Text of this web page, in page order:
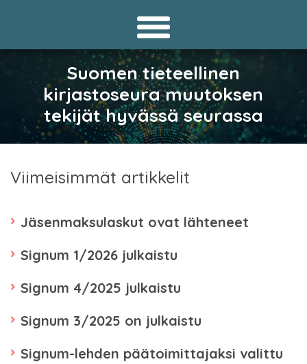
Suomen tieteellinen
kirjastoseura muutoksen
tekijät hyvässä seurassa
Viimeisimmät artikkelit
Jäsenmaksulaskut ovat lähteneet
Signum 1/2026 julkaistu
Signum 4/2025 julkaistu
Signum 3/2025 on julkaistu
Signum-lehden päätoimittajaksi valittu